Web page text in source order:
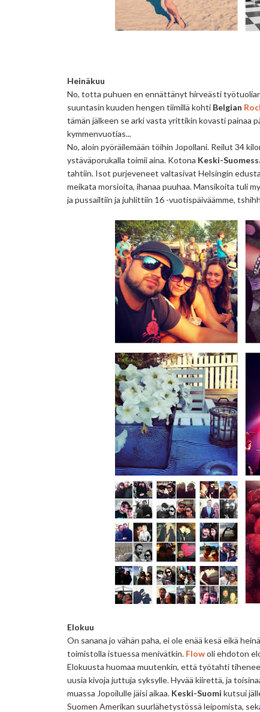
Heinäkuu
No, totta puhuen en ennättänyt hirveästi
suuntasin kuuden hengen tiimillä kohti Belgian
tämän jälkeen se arki vasta yrittikin kovasti painaa
kymmenvuotias...
No, aloin pyöräilemään töihin Jopollani. Reilut 34
ystäväporukalla toimii aina. Kotona Keski-
tahtiin. Isot purjeveneet valtasivat Helsingin
meikata morsioita, ihanaa puuhaa. Mansikoita tuli
ja pussailtiin ja juhlittiin 16 -vuotispäiväämme,
Elokuu
On sanana jo vähän paha, ei ole enää kesä eikä
toimistolla istuessa menivätkin. Flowoli ehdoton
Elokuusta huomaa muutenkin, että työtahti
uusia kivoja juttuja syksylle. Hyvää kiirettä, ja
muassa Jopoilulle jäisi aikaa. Keski-Suomi kutsui
Suomen Amerikan suurlähetystössä leipomista,